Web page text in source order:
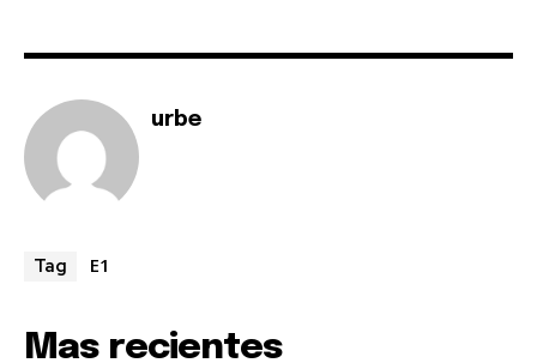
urbe
Tag E1
Mas recientes